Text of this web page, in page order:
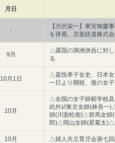
月日
-
【渋沢栄一】東宮御慶
を併発。京釜鉄道株式
9月
△露国の満洲併呑に対
る
10月1日
△嘉悦孝子女史、日本
一日より開校、後の女
10月
△全国の女子師範学校
此外)//東京女師(林吾
師(川面松衛)△群馬女師
郎)△岡山女師(星菊太)△
10月 △婦人共立育児会第七